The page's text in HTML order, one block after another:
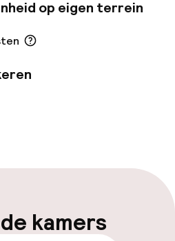
op eigen terrein
kamers